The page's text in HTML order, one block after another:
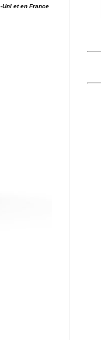
Uni et en France